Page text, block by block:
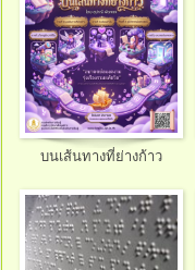
บนเส้นทางที่ย่างก้าว